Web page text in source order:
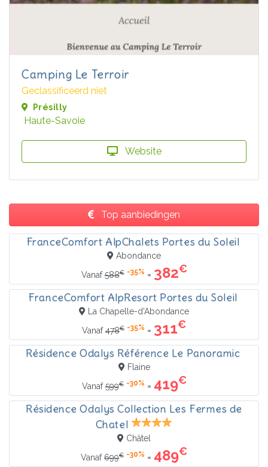
Camping Le Terroir
Geclassificeerd niet
Présilly
Haute-Savoie
Website
Top aanbiedingen
FranceComfort AlpChalets Portes du Soleil
Abondance
Vanaf588€ -35% = 382€
FranceComfort AlpResort Portes du Soleil
La Chapelle-d'Abondance
Vanaf478€ -35% = 311€
Résidence Odalys Référence Le Panoramic
Flaine
Vanaf599€ -30% = 419€
Résidence Odalys Collection Les Fermes de
Chatel
Châtel
Vanaf699€ -30% = 489€